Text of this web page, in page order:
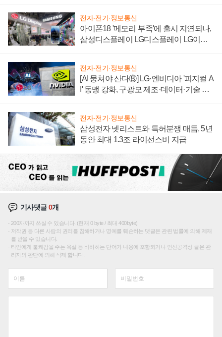
전자·전기·정보통신
아이폰18 '메모리 부족'에 출시 지연되나,
삼성디스플레이 LG디스플레이 LG이노
전자·전기·정보통신
[AI 뭉쳐야 산다⑧] LG·엔비디아 '피지컬 A
I' 동맹 강화, 구광모 제조·데이터·기술 결
전자·전기·정보통신
삼성전자 넷리스트와 특허분쟁 매듭, 5년
동안 최대 1.3조 라이선스비 지급
기사댓글0개
200자까지 쓰실 수 있습니다. (현재 0 byte / 최대 400byte)
저작권 등 다른 사람의 권리를 침해하거나 명예를 훼손하는 댓글은 관련 법률에 의해 제재
를 받을 수 있습니다.
타인에게 불쾌감을 주는 욕설 등 비하하는 단어가 내용에 포함되거나 인신공격성 글은 관
리자의 판단에 의해 삭제 합니다.